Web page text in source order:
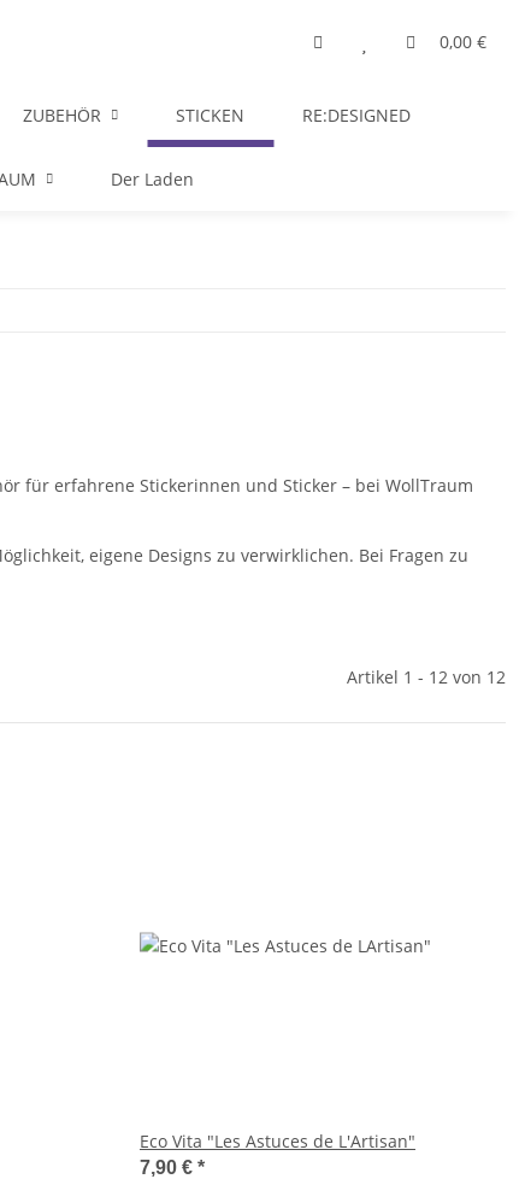
0,00 €
ZUBEHÖR STICKEN RE:DESIGNED
Der Laden
für erfahrene Stickerinnen und Sticker – bei WollTraum
eigene Designs zu verwirklichen. Bei Fragen zu
Artikel 1 - 12 von 12
Eco Vita "Les Astuces de L'Artisan"
7,90 € *